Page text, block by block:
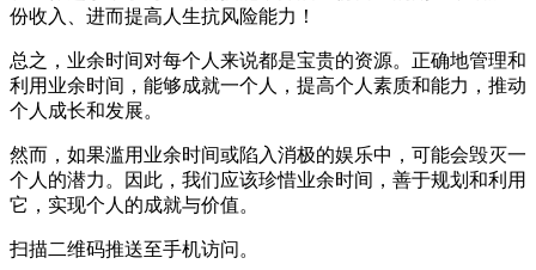
份收入、进而提高人生抗风险能力！
总之，业余时间对每个人来说都是宝贵的资源。正确地管理和
利用业余时间，能够成就一个人，提高个人素质和能力，推动
个人成长和发展。
然而，如果滥用业余时间或陷入消极的娱乐中，可能会毁灭一
个人的潜力。因此，我们应该珍惜业余时间，善于规划和利用
它，实现个人的成就与价值。
扫描二维码推送至手机访问。